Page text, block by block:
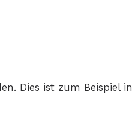
Dies ist zum Beispiel in